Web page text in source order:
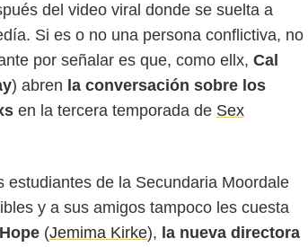
del video viral donde se suelta a
Si es o no una persona conflictiva, no
por señalar es que, como ellx, Cal
) abren la conversación sobre los
en la tercera temporada de Sex
estudiantes de la Secundaria Moordale
y a sus amigos tampoco les cuesta
Hope (Jemima Kirke), la nueva directora